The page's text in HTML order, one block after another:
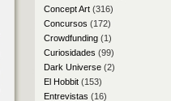
Concept Art(316)
Concursos (172)
Crowdfunding(1)
Curiosidades (99)
Dark Universe(2)
El Hobbit(153)
Entrevistas (16)